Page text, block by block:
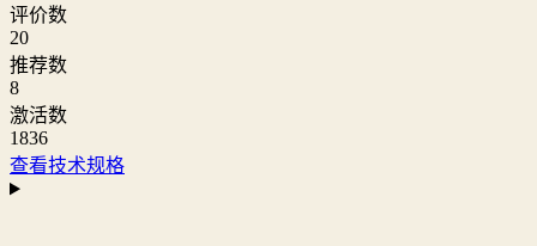
评价数
20
推荐数
8
激活数
1836
查看技术规格